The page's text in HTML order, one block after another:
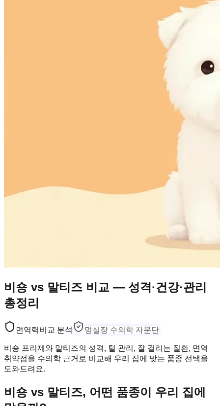
비숑 vs 말티즈 비교 — 성격·건강·관리
총정리
면역력비교 분석 멍실장 수의학 자문단
비숑 프리제와 말티즈의 성격, 털 관리, 잘 걸리는 질환, 면역
취약점을 수의학 근거로 비교해 우리 집에 맞는 품종 선택을
도와드려요.
비숑 vs 말티즈, 어떤 품종이 우리 집에